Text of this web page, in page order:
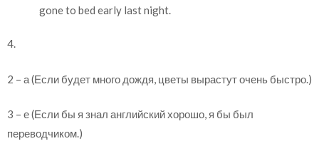
gone to bed early last night.
4.
2 – а (Если будет много дождя, цветы вырастут очень быстро.)
3 – е (Если бы я знал английский хорошо, я бы был
переводчиком.)